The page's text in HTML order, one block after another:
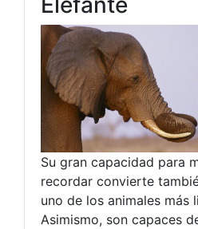
Su gran capacidad para
recordar convierte
uno de los animales más
Asimismo, son capaces